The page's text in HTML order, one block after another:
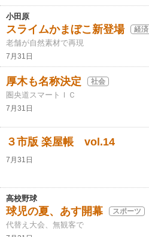
小田原
スライムかまぼこ新登場 経済
老舗が自然素材で再現
7月31日
厚木も名称決定 社会
圏央道スマートＩＣ
7月31日
３市版 楽屋帳 vol.14
7月31日
高校野球
球児の夏、あす開幕 スポーツ
代替え大会、無観客で